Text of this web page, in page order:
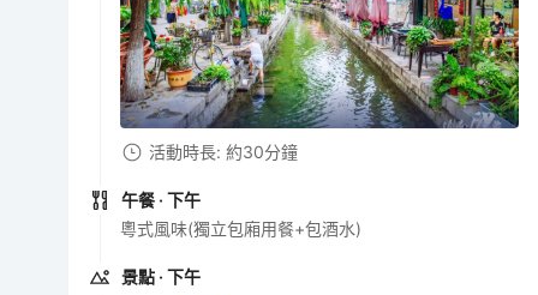
活動時長: 約30分鐘
午餐 · 下午
粵式風味(獨立包廂用餐+包酒水)
景點 · 下午